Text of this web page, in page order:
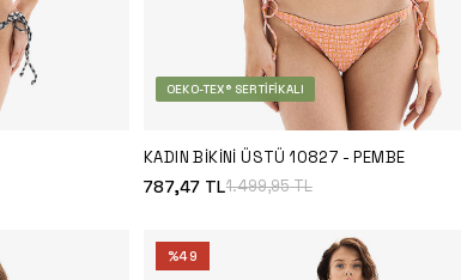
OEKO-TEX® SERTIFIKALI
KADIN BIKINI ÜSTÜ 10827 - PEMBE
787,47TL1.499,95TL
%49